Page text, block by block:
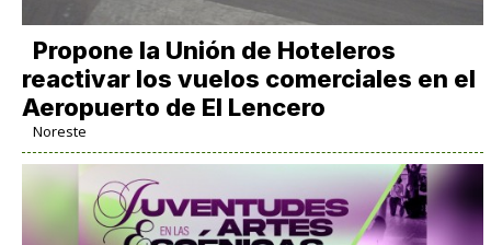
Propone la Unión de Hoteleros
reactivar los vuelos comerciales en el
Aeropuerto de El Lencero
Noreste